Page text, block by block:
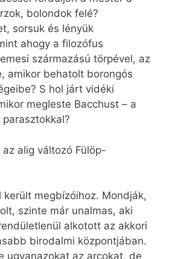
bolondok felé?
sorsuk és lényük
ahogy a filozófus
származású törpével, az
amikor behatolt borongós
S hol járt vidéki
megleste Bacchust – a
alig változó Fülöp-
került megbízóihoz. Mondják,
szinte már unalmas, aki
alkotott az akkori
birodalmi központjában.
ugyanazokat az arcokat, de